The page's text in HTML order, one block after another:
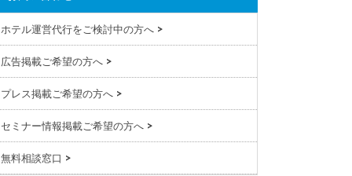
ホテル運営代行をご検討中の方へ >
広告掲載ご希望の方へ >
プレス掲載ご希望の方へ >
セミナー情報掲載ご希望の方へ >
無料相談窓口 >